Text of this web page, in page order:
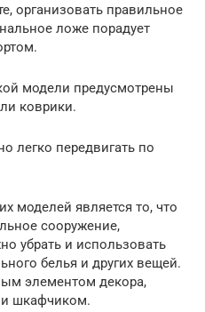
организовать правильное
ложе порадует
модели предусмотрены
коврики.
легко передвигать по
моделей является то, что
сооружение,
убрать и использовать
белья и других вещей.
элементом декора,
шкафчиком.